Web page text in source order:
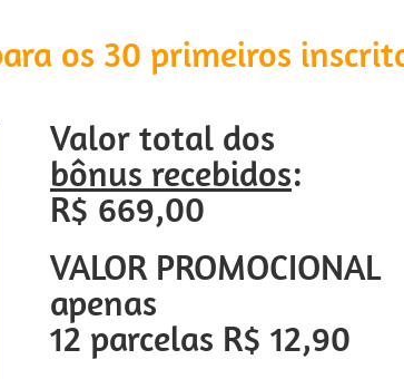
os 30 primeiros
Valor total dos
bônus recebidos:
R$ 669,00
VALOR PROMOCIONAL
apenas
12 parcelas R$ 12,90